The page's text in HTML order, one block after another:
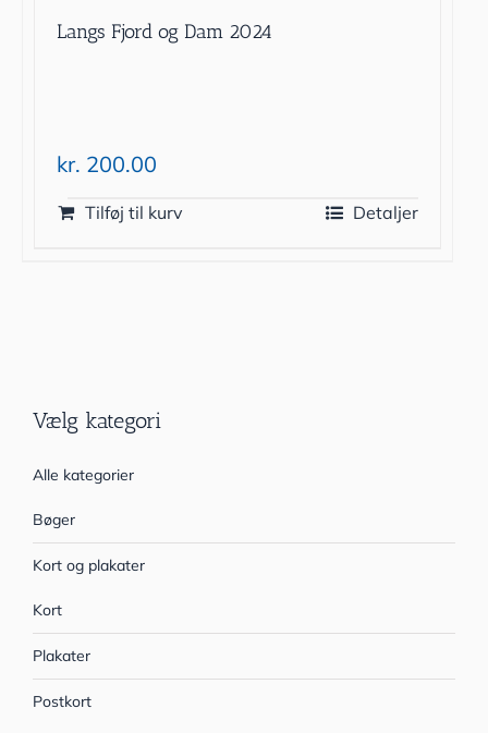
Langs Fjord og Dam 2024
kr. 200.00
Tilføj til kurv Detaljer
Vælg kategori
Alle kategorier
Bøger
Kort og plakater
Kort
Plakater
Postkort